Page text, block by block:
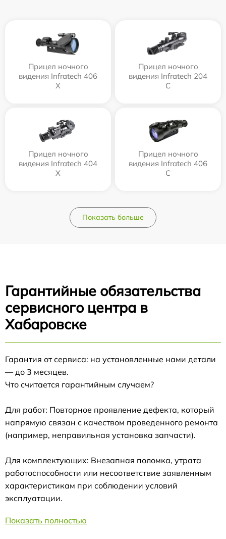
Прицел ночного
видения Infratech 406
Х
Прицел ночного
видения Infratech 204
С
Прицел ночного
видения Infratech 404
Х
Прицел ночного
видения Infratech 406
С
Показать больше
Гарантийные обязательства
сервисного центра в
Хабаровске
Гарантия от сервиса: на установленные нами детали
— до 3 месяцев.
Что считается гарантийным случаем?
Для работ: Повторное проявление дефекта, который
напрямую связан с качеством проведенного ремонта
(например, неправильная установка запчасти).
Для комплектующих: Внезапная поломка, утрата
работоспособности или несоответствие заявленным
характеристикам при соблюдении условий
эксплуатации.
Показать полностью